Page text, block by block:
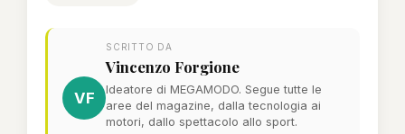
VF
SCRITTO DA
Vincenzo Forgione
Ideatore di MEGAMODO. Segue tutte le
aree del magazine, dalla tecnologia ai
motori, dallo spettacolo allo sport.